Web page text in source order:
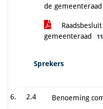
de gemeenteraad
gemeenteraad
Sprekers
2.4 Benoeming